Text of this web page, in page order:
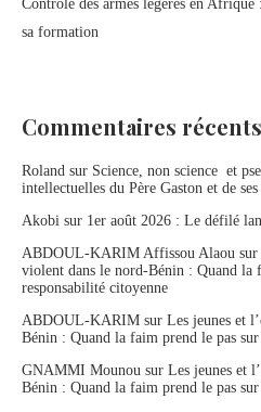
Contrôle des armes légères en
sa formation
Commentaires récents
Roland sur Science, non science et
intellectuelles du Père Gaston et de
Akobi sur 1er août 2026 : Le défilé
ABDOUL-KARIM Affissou Alaou sur
violent dans le nord-Bénin : Quand la
responsabilité citoyenne
ABDOUL-KARIM sur Les jeunes et
Bénin : Quand la faim prend le pas
GNAMMI Mounou sur Les jeunes et
Bénin : Quand la faim prend le pas